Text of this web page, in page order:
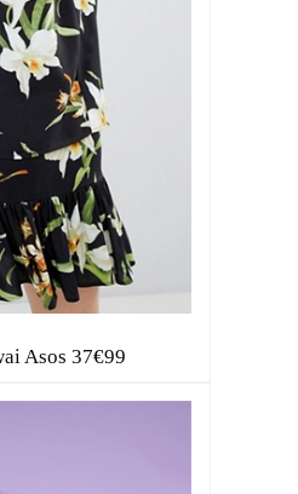
Asos 37€99